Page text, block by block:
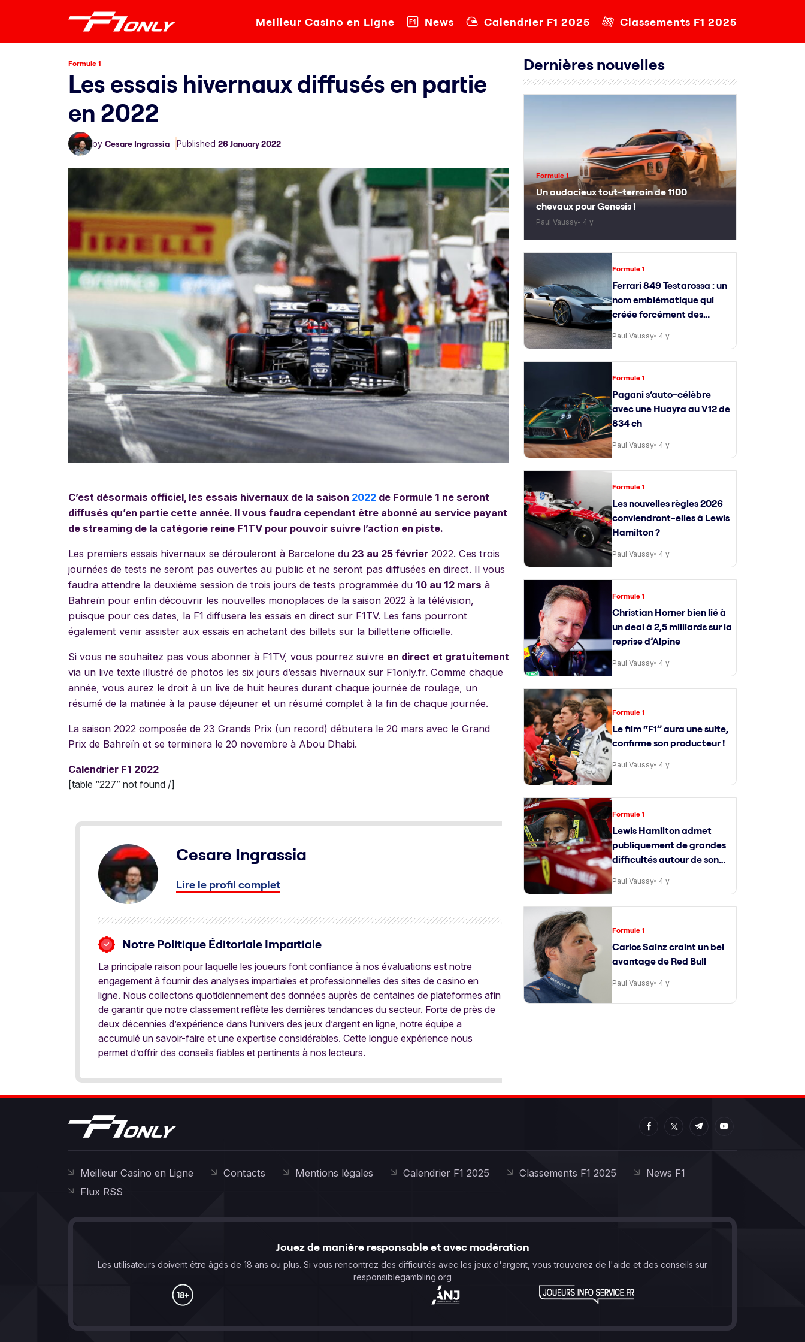
Meilleur Casino en Ligne News Calendrier F1 2025 Classements F1 2025
Formule 1
Les essais hivernaux diffusés en partie
en 2022
by Cesare Ingrassia Published 26 January 2022
C’est désormais officiel, les essais hivernaux de la saison 2022 de Formule 1 ne seront
diffusés qu’en partie cette année. Il vous faudra cependant être abonné au service payant
de streaming de la catégorie reine F1TV pour pouvoir suivre l’action en piste.
Les premiers essais hivernaux se dérouleront à Barcelone du 23 au 25 février 2022. Ces trois
journées de tests ne seront pas ouvertes au public et ne seront pas diffusées en direct. Il vous
faudra attendre la deuxième session de trois jours de tests programmée du 10 au 12 mars à
Bahreïn pour enfin découvrir les nouvelles monoplaces de la saison 2022 à la télévision,
puisque pour ces dates, la F1 diffusera les essais en direct sur F1TV. Les fans pourront
également venir assister aux essais en achetant des billets sur la billetterie officielle.
Si vous ne souhaitez pas vous abonner à F1TV, vous pourrez suivre en direct et gratuitement
via un live texte illustré de photos les six jours d’essais hivernaux sur F1only.fr. Comme chaque
année, vous aurez le droit à un live de huit heures durant chaque journée de roulage, un
résumé de la matinée à la pause déjeuner et un résumé complet à la fin de chaque journée.
La saison 2022 composée de 23 Grands Prix (un record) débutera le 20 mars avec le Grand
Prix de Bahreïn et se terminera le 20 novembre à Abou Dhabi.
Calendrier F1 2022
[table “227” not found /]
Cesare Ingrassia
Lire le profil complet
Notre Politique Éditoriale Impartiale
La principale raison pour laquelle les joueurs font confiance à nos évaluations est notre
engagement à fournir des analyses impartiales et professionnelles des sites de casino en
ligne. Nous collectons quotidiennement des données auprès de centaines de plateformes afin
de garantir que notre classement reflète les dernières tendances du secteur. Forte de près de
deux décennies d’expérience dans l’univers des jeux d’argent en ligne, notre équipe a
accumulé un savoir-faire et une expertise considérables. Cette longue expérience nous
permet d’offrir des conseils fiables et pertinents à nos lecteurs.
Dernières nouvelles
Formule 1
Un audacieux tout-terrain de 1100
chevaux pour Genesis !
Paul Vaussy 4 y
Formule 1
Ferrari 849 Testarossa : un
nom emblématique qui
créée forcément des
attentes
Paul Vaussy 4 y
Formule 1
Pagani s’auto-célèbre
avec une Huayra au V12 de
834 ch
Paul Vaussy 4 y
Formule 1
Les nouvelles règles 2026
conviendront-elles à Lewis
Hamilton ?
Paul Vaussy 4 y
Formule 1
Christian Horner bien lié à
un deal à 2,5 milliards sur la
reprise d’Alpine
Paul Vaussy 4 y
Formule 1
Le film “F1” aura une suite,
confirme son producteur !
Paul Vaussy 4 y
Formule 1
Lewis Hamilton admet
publiquement de grandes
difficultés autour de son
ingénieur de course
Paul Vaussy 4 y
Formule 1
Carlos Sainz craint un bel
avantage de Red Bull
Paul Vaussy 4 y
Meilleur Casino en Ligne Contacts Mentions légales Calendrier F1 2025 Classements F1 2025
News F1
Flux RSS
Jouez de manière responsable et avec modération
Les utilisateurs doivent être âgés de 18 ans ou plus. Si vous rencontrez des difficultés avec les jeux d'argent, vous trouverez de l'aide et des conseils sur
responsiblegambling.org